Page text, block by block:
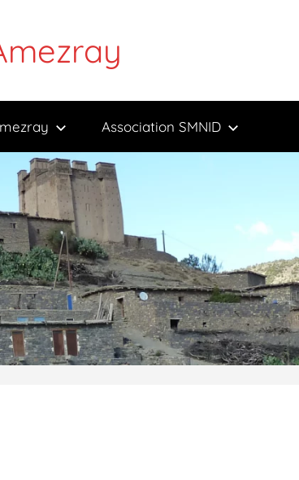
Association SMNID